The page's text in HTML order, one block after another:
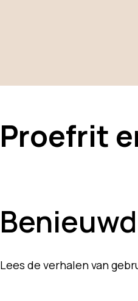
Proefrit
Lees de verhalen van